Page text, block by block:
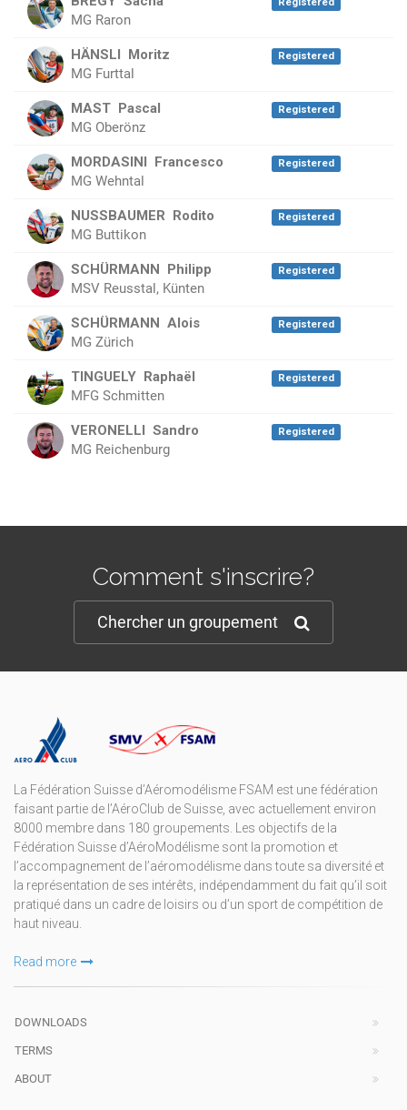
MG Raron
HÄNSLI Moritz
MG Furttal
Registered
MAST Pascal
MG Oberönz
Registered
MORDASINI Francesco
MG Wehntal
Registered
NUSSBAUMER Rodito
MG Buttikon
Registered
SCHÜRMANN Philipp
MSV Reusstal, Künten
Registered
SCHÜRMANN Alois
MG Zürich
Registered
TINGUELY Raphaël
MFG Schmitten
Registered
VERONELLI Sandro
MG Reichenburg
Registered
Comment s'inscrire?
Chercher un groupement
La Fédération Suisse d’Aéromodélisme FSAM est une fédération
faisant partie de l’AéroClub de Suisse, avec actuellement environ
8000 membre dans 180 groupements. Les objectifs de la
Fédération Suisse d’AéroModélisme sont la promotion et
l’accompagnement de l’aéromodélisme dans toute sa diversité et
la représentation de ses intérêts, indépendamment du fait qu’il soit
pratiqué dans un cadre de loisirs ou d’un sport de compétition de
haut niveau.
Read more
DOWNLOADS
TERMS
ABOUT